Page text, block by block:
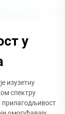
у
изузетну
спектру
прилагодљивост